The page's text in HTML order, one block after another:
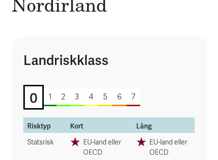
Nord­irland
Landriskklass
0 av 7
0 1 2 3 4 5 6 7
Risktyp Kort Lång
Statsrisk
EU-land eller
OECD
EU-land eller
OECD